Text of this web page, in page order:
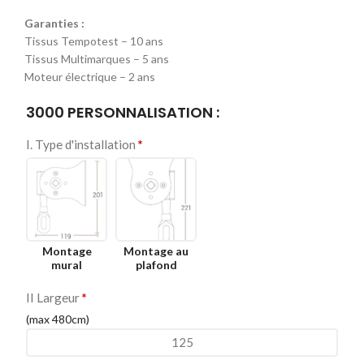
Garanties :
Tissus Tempotest – 10 ans
Tissus Multimarques – 5 ans
Moteur électrique – 2 ans
3000 PERSONNALISATION :
I. Type d'installation *
Montage
mural
Montage au
plafond
II Largeur*
(max 480cm)